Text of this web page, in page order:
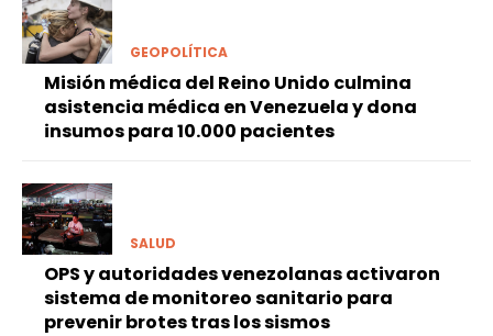
GEOPOLÍTICA
Misión médica del Reino Unido culmina
asistencia médica en Venezuela y dona
insumos para 10.000 pacientes
SALUD
OPS y autoridades venezolanas activaron
sistema de monitoreo sanitario para
prevenir brotes tras los sismos